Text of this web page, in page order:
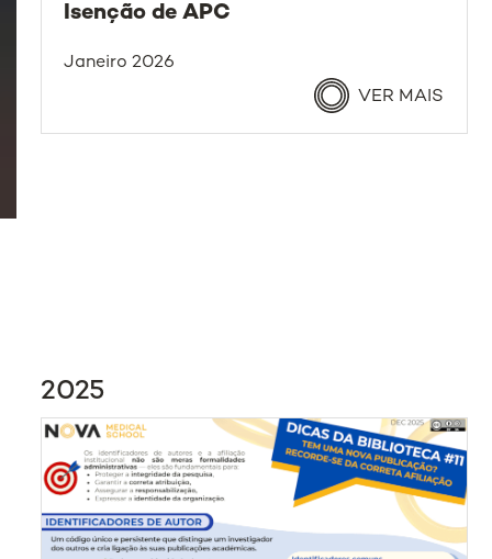
Isenção de APC
Janeiro 2026
VER MAIS
2025